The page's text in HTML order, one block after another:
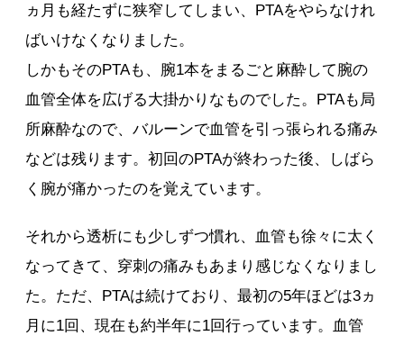
ヵ月も経たずに狭窄してしまい、PTAをやらなけれ
ばいけなくなりました。
しかもそのPTAも、腕1本をまるごと麻酔して腕の
血管全体を広げる大掛かりなものでした。PTAも局
所麻酔なので、バルーンで血管を引っ張られる痛み
などは残ります。初回のPTAが終わった後、しばら
く腕が痛かったのを覚えています。
それから透析にも少しずつ慣れ、血管も徐々に太く
なってきて、穿刺の痛みもあまり感じなくなりまし
た。ただ、PTAは続けており、最初の5年ほどは3ヵ
月に1回、現在も約半年に1回行っています。血管